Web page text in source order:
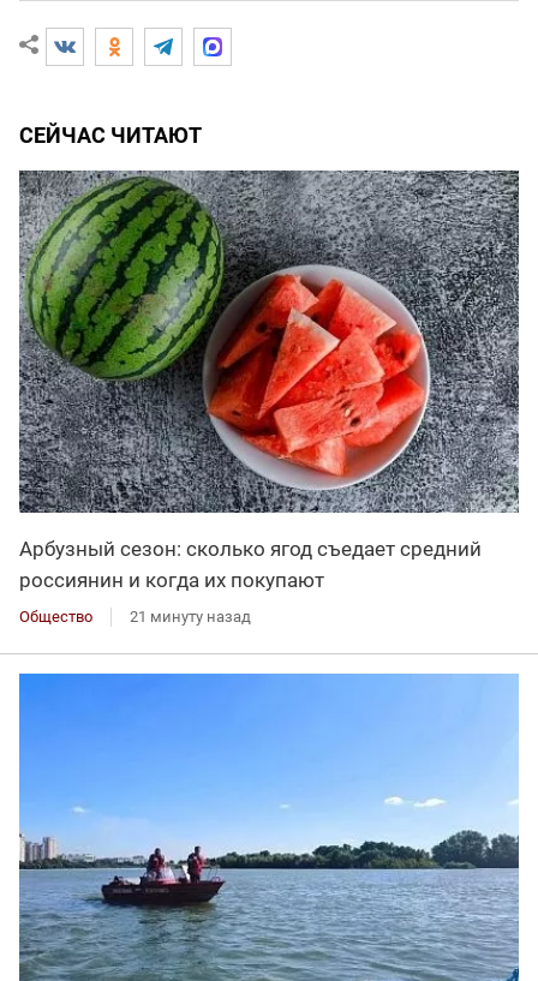
СЕЙЧАС ЧИТАЮТ
Арбузный сезон: сколько ягод съедает средний
россиянин и когда их покупают
Общество 21 минуту назад